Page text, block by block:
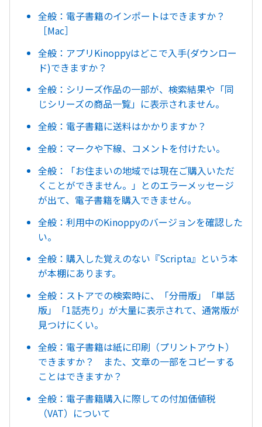
全般：電子書籍のインポートはできますか？
［Mac］
全般：アプリKinoppyはどこで入手(ダウンロー
ド)できますか？
全般：シリーズ作品の一部が、検索結果や「同
じシリーズの商品一覧」に表示されません。
全般：電子書籍に送料はかかりますか？
全般：マークや下線、コメントを付けたい。
全般：「お住まいの地域では現在ご購入いただ
くことができません。」とのエラーメッセージ
が出て、電子書籍を購入できません。
全般：利用中のKinoppyのバージョンを確認した
い。
全般：購入した覚えのない『Scripta』という本
が本棚にあります。
全般：ストアでの検索時に、「分冊版」「単話
版」「1話売り」が大量に表示されて、通常版が
見つけにくい。
全般：電子書籍は紙に印刷（プリントアウト）
できますか？ また、文章の一部をコピーする
ことはできますか？
全般：電子書籍購入に際しての付加価値税
（VAT）について